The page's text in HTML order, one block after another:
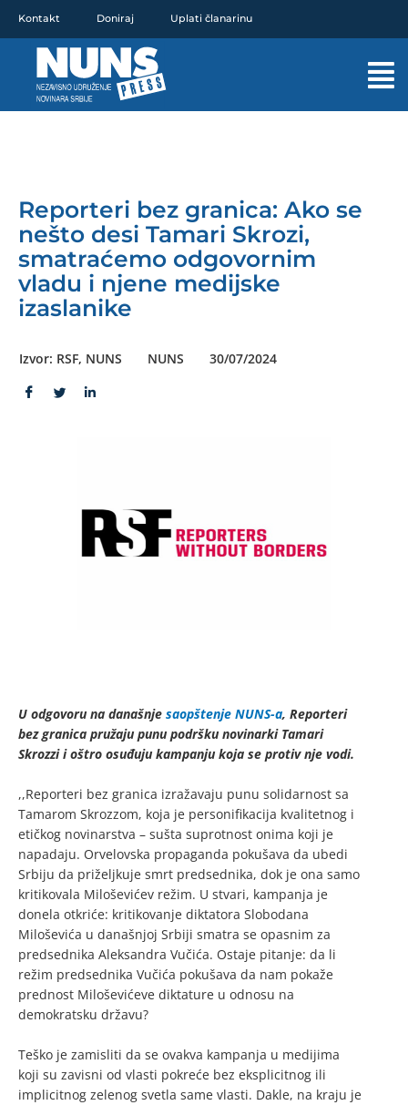
sadržaj
Kontakt Doniraj Uplati članarinu
Reporteri bez granica: Ako se
nešto desi Tamari Skrozi,
smatraćemo odgovornim
vladu i njene medijske
izaslanike
Izvor: RSF, NUNS NUNS 30/07/2024
U odgovoru na današnje saopštenje NUNS-a, Reporteri
bez granica pružaju punu podršku novinarki Tamari
Skrozzi i oštro osuđuju kampanju koja se protiv nje vodi.
,,Reporteri bez granica izražavaju punu solidarnost sa
Tamarom Skrozzom, koja je personifikacija kvalitetnog i
etičkog novinarstva – sušta suprotnost onima koji je
napadaju. Orvelovska propaganda pokušava da ubedi
Srbiju da priželjkuje smrt predsednika, dok je ona samo
kritikovala Miloševićev režim. U stvari, kampanja je
donela otkriće: kritikovanje diktatora Slobodana
Miloševića u današnjoj Srbiji smatra se opasnim za
predsednika Aleksandra Vučića. Ostaje pitanje: da li
režim predsednika Vučića pokušava da nam pokaže
prednost Miloševićeve diktature u odnosu na
demokratsku državu?
Teško je zamisliti da se ovakva kampanja u medijima
koji su zavisni od vlasti pokreće bez eksplicitnog ili
implicitnog zelenog svetla same vlasti. Dakle, na kraju je